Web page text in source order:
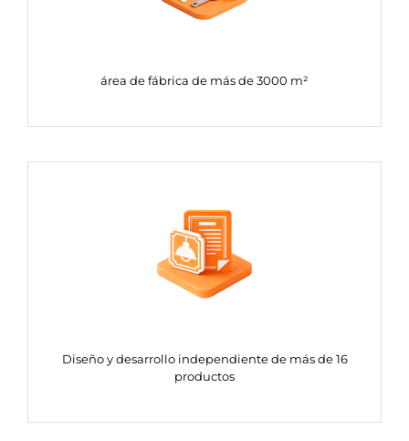
área de fábrica de más de 3000 m²
Diseño y desarrollo independiente de más de 16
productos